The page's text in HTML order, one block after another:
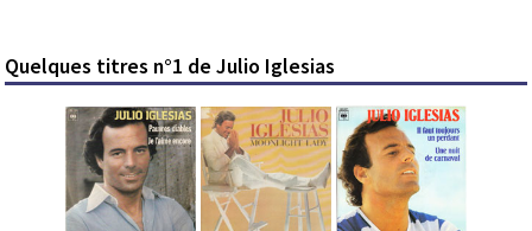
Quelques titres n°1 de Julio Iglesias